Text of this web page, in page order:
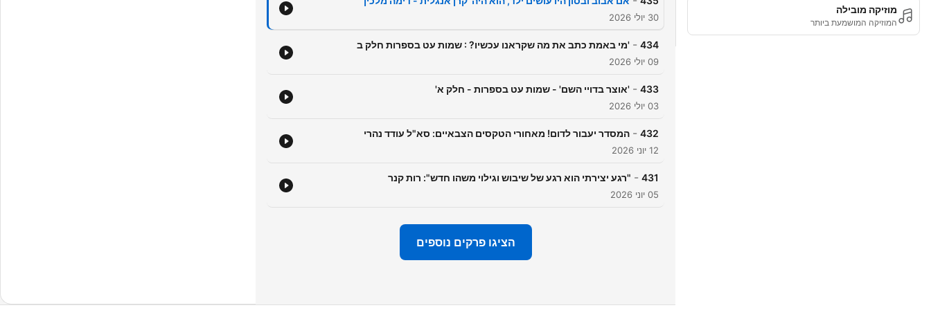
מוזיקה מובילה
המוזיקה המושמעת ביותר 30 יולי 2026
434
- 'מי באמת כתב את מה שקראנו עכשיו? : שמות עט בספרות חלק ב
09 יולי 2026
433
- 'אוצר בדויי השם' - שמות עט בספרות - חלק א'
03 יולי 2026
432
- המסדר יעבור לדום! מאחורי הטקסים הצבאיים: סא"ל עודד נהרי
12 יוני 2026
431
- "רגע יצירתי הוא רגע של שיבוש וגילוי משהו חדש": רות קנר
05 יוני 2026
הציגו פרקים נוספים